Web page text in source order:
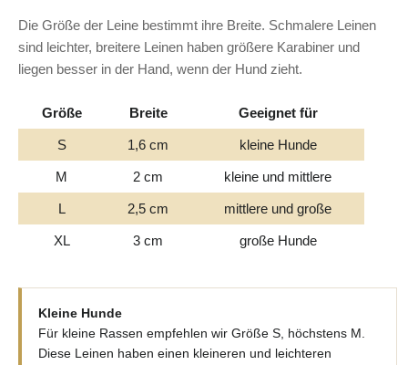
Die Größe der Leine bestimmt ihre Breite. Schmalere Leinen
sind leichter, breitere Leinen haben größere Karabiner und
liegen besser in der Hand, wenn der Hund zieht.
Größe Breite Geeignet für
S 1,6 cm kleine Hunde
M 2 cm kleine und mittlere
L 2,5 cm mittlere und große
XL 3 cm große Hunde
Kleine Hunde
Für kleine Rassen empfehlen wir Größe S, höchstens M.
Diese Leinen haben einen kleineren und leichteren